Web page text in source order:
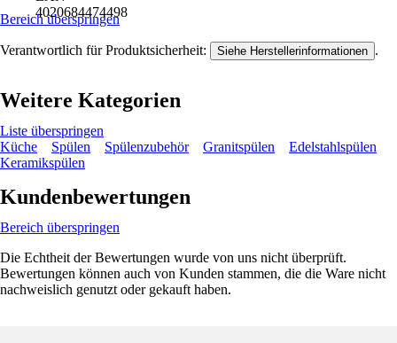
4020684474498
Bereich überspringen
Verantwortlich für Produktsicherheit: Siehe Herstellerinformationen .
Weitere Kategorien
Liste überspringen
Küche
Spülen Spülenzubehör Granitspülen
Edelstahlspülen
Keramikspülen
Kundenbewertungen
Bereich überspringen
Die Echtheit der Bewertungen wurde von uns nicht überprüft.
Bewertungen können auch von Kunden stammen, die die Ware nicht
nachweislich genutzt oder gekauft haben.